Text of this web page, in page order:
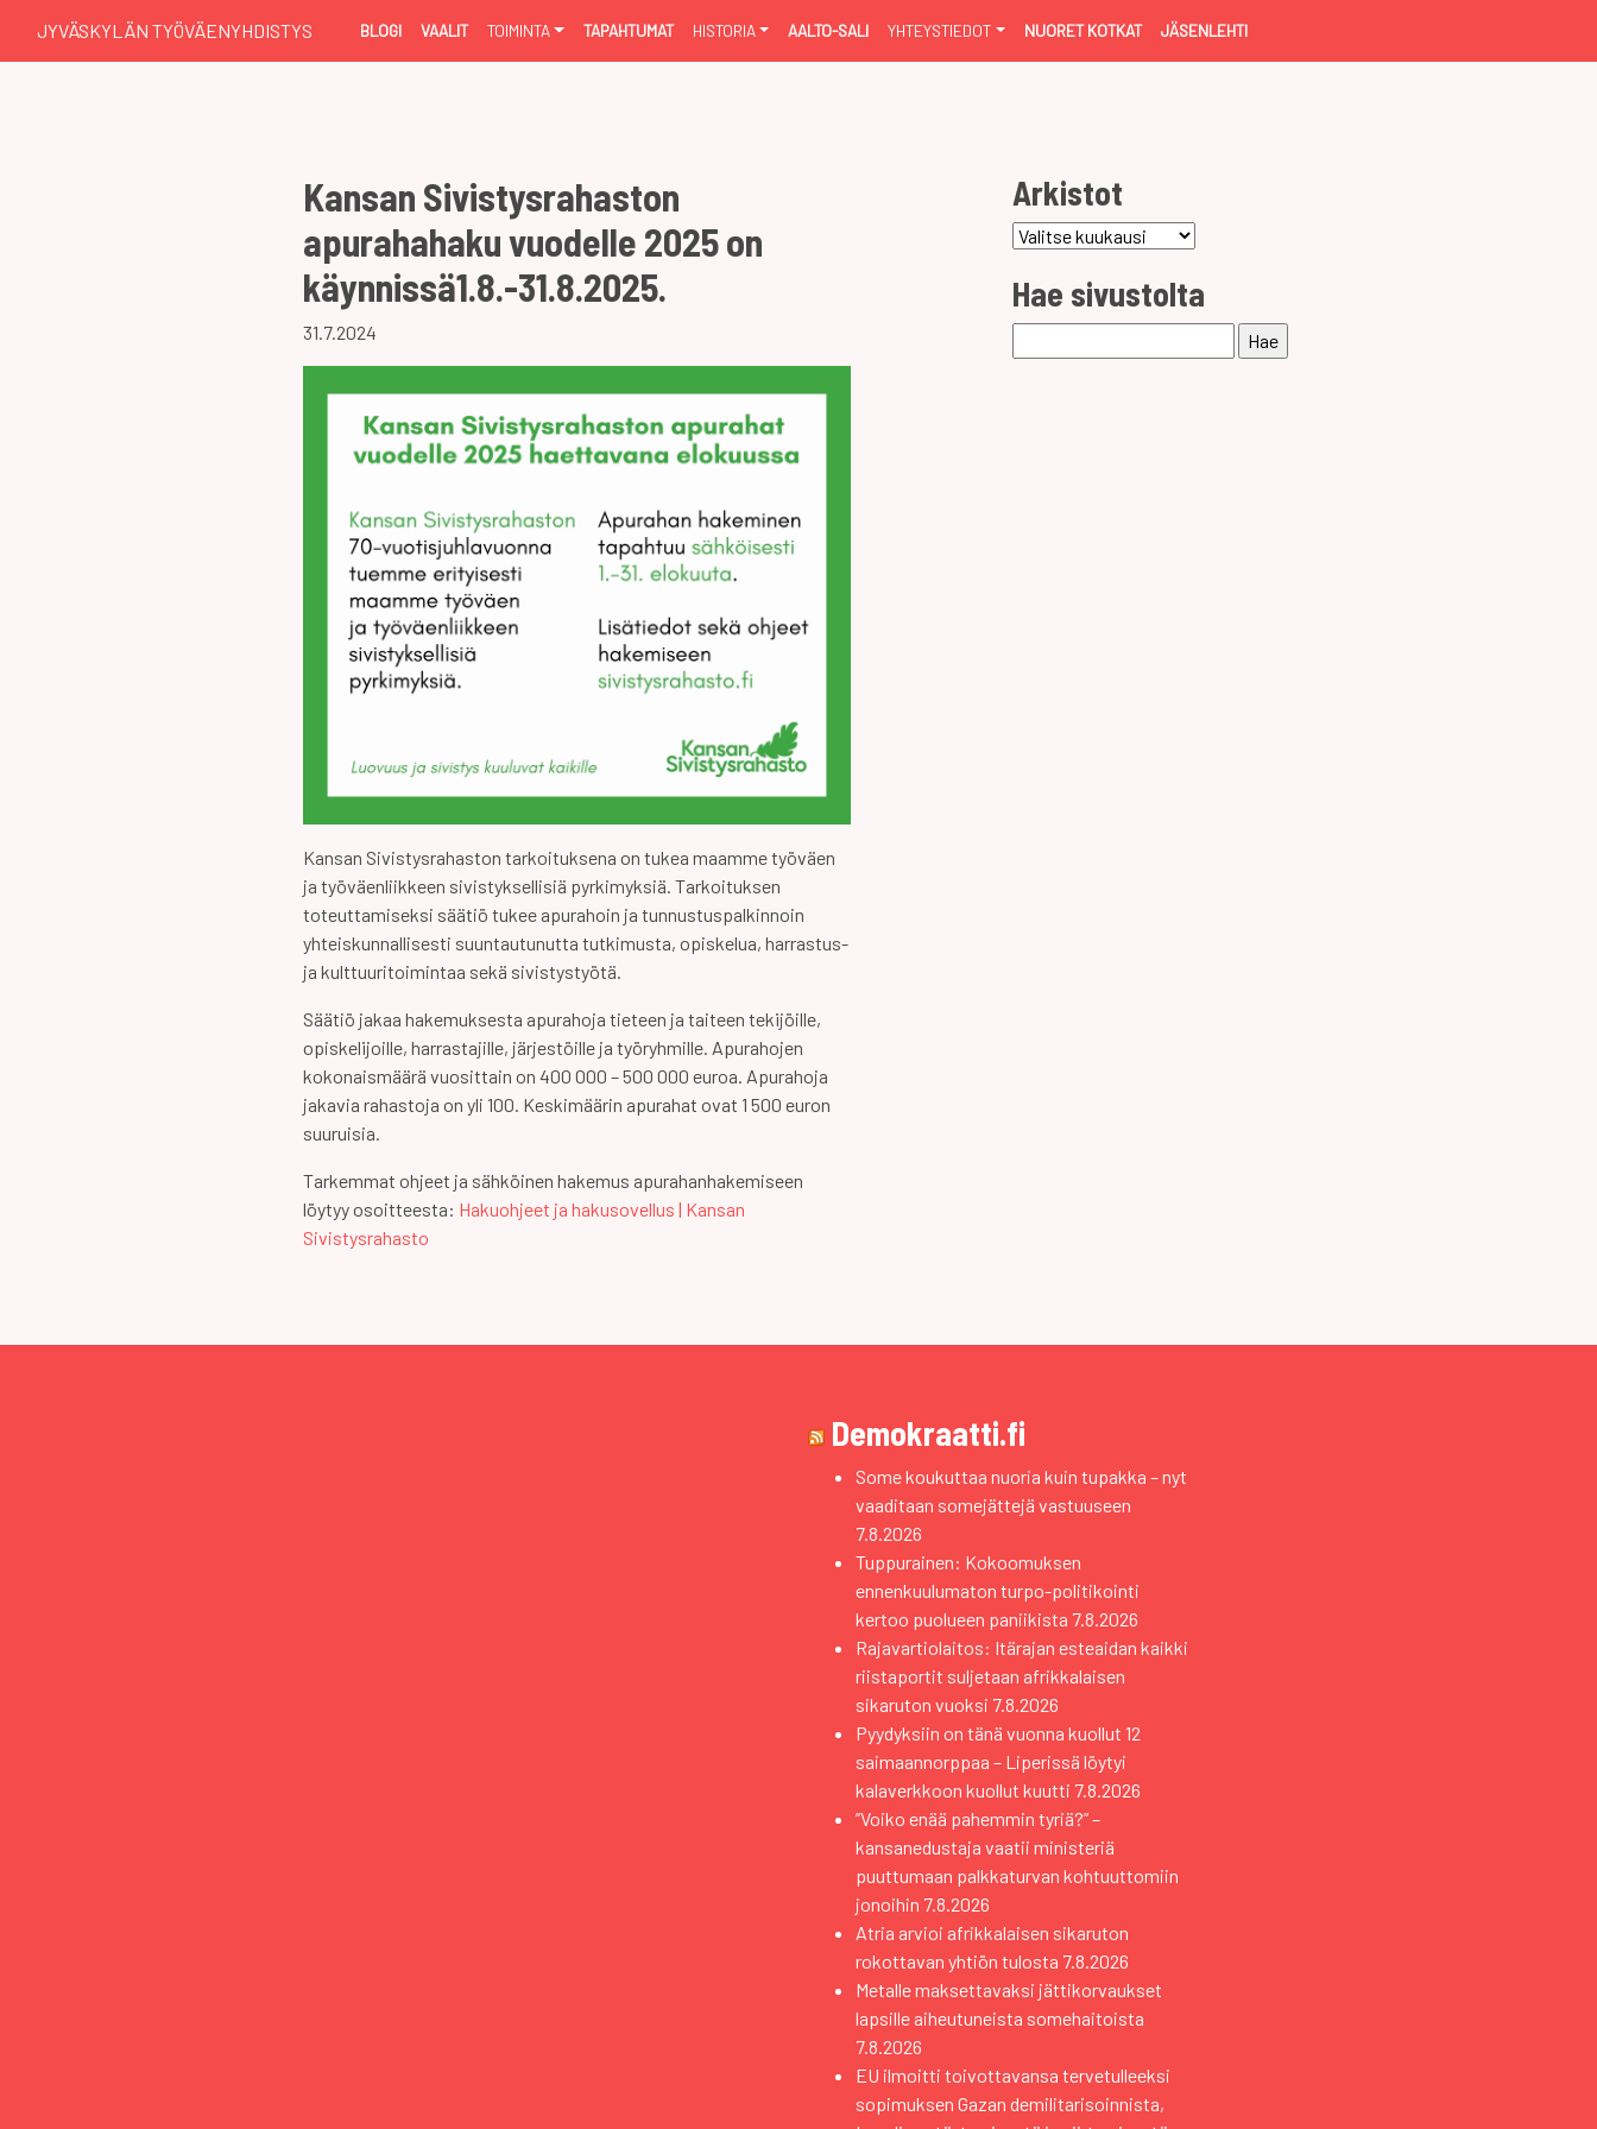
JYVÄSKYLÄN TYÖVÄENYHDISTYS BLOGI VAALIT TOIMINTA TAPAHTUMAT HISTORIA AALTO-SALI YHTEYSTIEDOT NUORET KOTKAT JÄSENLEHTI
Kansan Sivistysrahaston
apurahahaku vuodelle 2025 on
käynnissä1.8.-31.8.2025.
31.7.2024
Kansan Sivistysrahaston tarkoituksena on tukea maamme työväen
ja työväenliikkeen sivistyksellisiä pyrkimyksiä. Tarkoituksen
toteuttamiseksi säätiö tukee apurahoin ja tunnustuspalkinnoin
yhteiskunnallisesti suuntautunutta tutkimusta, opiskelua, harrastus-
ja kulttuuritoimintaa sekä sivistystyötä.
Säätiö jakaa hakemuksesta apurahoja tieteen ja taiteen tekijöille,
opiskelijoille, harrastajille, järjestöille ja työryhmille. Apurahojen
kokonaismäärä vuosittain on 400 000 – 500 000 euroa. Apurahoja
jakavia rahastoja on yli 100. Keskimäärin apurahat ovat 1 500 euron
suuruisia.
Tarkemmat ohjeet ja sähköinen hakemus apurahanhakemiseen
löytyy osoitteesta: Hakuohjeet ja hakusovellus | Kansan
Sivistysrahasto
Arkistot
Arkistot
Hae sivustolta
Demokraatti.fi
Some koukuttaa nuoria kuin tupakka – nyt
vaaditaan somejättejä vastuuseen
7.8.2026
Tuppurainen: Kokoomuksen
ennenkuulumaton turpo-politikointi
kertoo puolueen paniikista 7.8.2026
Rajavartiolaitos: Itärajan esteaidan kaikki
riistaportit suljetaan afrikkalaisen
sikaruton vuoksi 7.8.2026
Pyydyksiin on tänä vuonna kuollut 12
saimaannorppaa – Liperissä löytyi
kalaverkkoon kuollut kuutti 7.8.2026
”Voiko enää pahemmin tyriä?” –
kansanedustaja vaatii ministeriä
puuttumaan palkkaturvan kohtuuttomiin
jonoihin 7.8.2026
Atria arvioi afrikkalaisen sikaruton
rokottavan yhtiön tulosta 7.8.2026
Metalle maksettavaksi jättikorvaukset
lapsille aiheutuneista somehaitoista
7.8.2026
EU ilmoitti toivottavansa tervetulleeksi
sopimuksen Gazan demilitarisoinnista,